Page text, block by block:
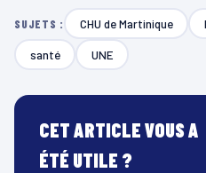
SUJETS : CHU de Martinique
santé UNE
CET ARTICLE VOUS A
ÉTÉ UTILE ?